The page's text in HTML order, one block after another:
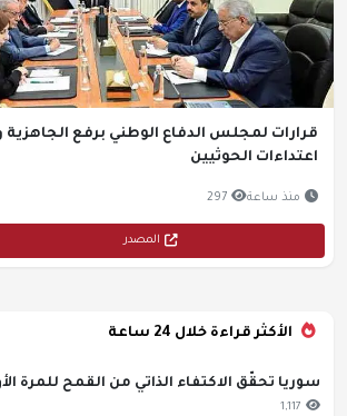
قرارات لمجلس الدفاع الوطني برفع الجاهزية
اعتداءات الحوثيين
منذ ساعة 297
المصدر
الأكثر قراءة خلال 24 ساعة
سوريا تحقّق الاكتفاء الذاتي من القمح للمرة الأولى
1,117